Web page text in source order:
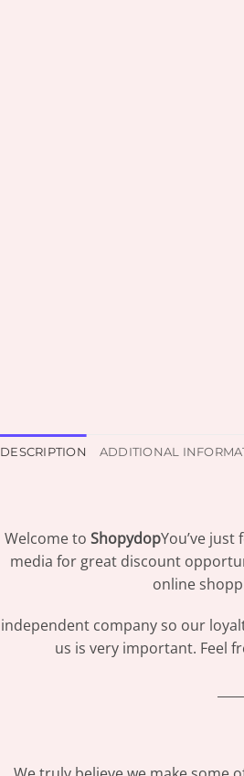
DESCRIPTION ADDITIONAL
Welcome to ShopydopYou’ve
media for great discount
online
independent company so our
us is very important. Feel